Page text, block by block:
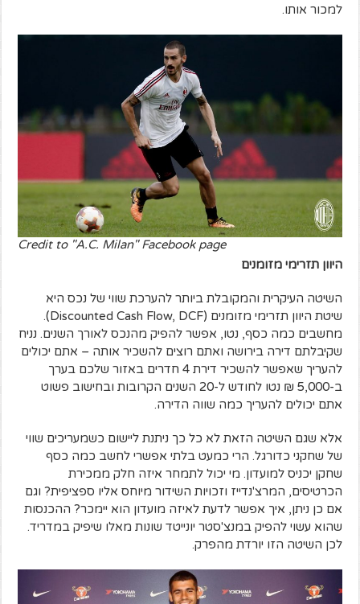
למכור אותו.
Credit to "A.C. Milan" Facebook page
היוון תזרימי מזומנים
השיטה העיקרית והמקובלת ביותר להערכת שווי של נכס היא
שיטת היוון תזרימי מזומנים (Discounted Cash Flow, DCF).
מחשבים כמה כסף, נטו, אפשר להפיק מהנכס לאורך השנים. נניח
שקיבלתם דירה בירושה ואתם רוצים להשכיר אותה – אתם יכולים
להעריך שאפשר להשכיר דירת 4 חדרים באזור שלכם בערך
ב-5,000 ₪ נטו לחודש ל-20 השנים הקרובות ובחישוב פשוט
אתם יכולים להעריך כמה שווה הדירה.
אלא שגם השיטה הזאת לא כל כך ניתנת ליישום כשמעריכים שווי
של שחקני כדורגל. הרי כמעט בלתי אפשרי לחשב כמה כסף
שחקן יכניס למועדון. מי יכול לתמחר איזה חלק ממכירת
הכרטיסים, המרצ'נדייז וזכויות השידור מיוחס אליו ספציפית? וגם
אם כן ניתן, איך אפשר לדעת לאיזה מועדון הוא יימכר? ההכנסות
שהוא עשוי להפיק במנצ'סטר יונייטד שונות מאלו שיפיק במדריד.
לכן השיטה הזו יורדת מהפרק.